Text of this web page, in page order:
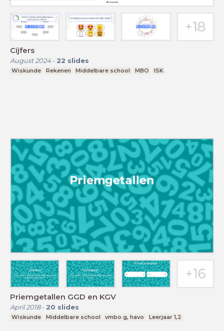
Cijfers
August 2024- 22 slides
Wiskunde Rekenen Middelbare school MBO ISK
Priemgetallen GGD en KGV
April 2018- 20 slides
Wiskunde Middelbare school vmbo g, havo Leerjaar 1,2